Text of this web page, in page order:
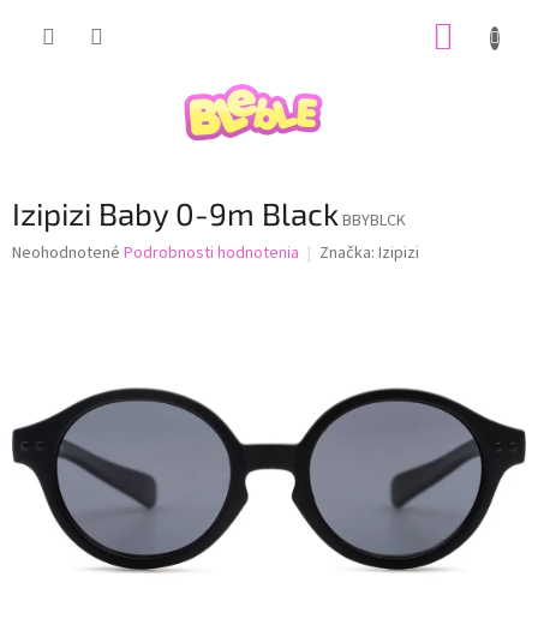
Izipizi Baby 0-9m Black BBYBLCK
Priemerné
hviezdičiek.
Neohodnotené Podrobnosti hodnotenia Značka: Izipizi